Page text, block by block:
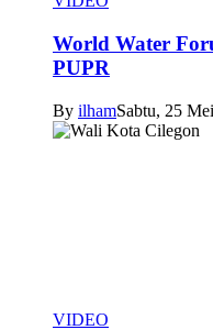
World Water
PUPR
By ilhamSabtu, 25
VIDEO